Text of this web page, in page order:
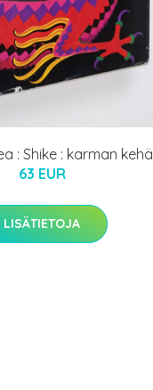
: Shike : karman kehä
63 EUR
LISÄTIETOJA